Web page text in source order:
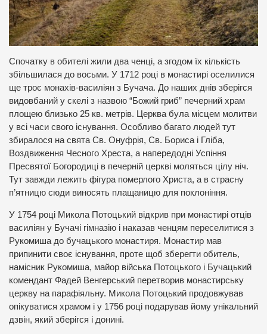
Спочатку в обителі жили два ченці, а згодом їх кількість
збільшилася до восьми. У 1712 році в монастирі оселилися
ще троє монахів-василіян з Бучача. До наших днів зберігся
видовбаний у скелі з назвою “Божий гриб” печерний храм
площею близько 25 кв. метрів. Церква була місцем молитви
у всі часи свого існування. Особливо багато людей тут
збиралося на свята Св. Онуфрія, Св. Бориса і Гліба,
Воздвиження Чесного Хреста, а напередодні Успіння
Пресвятої Богородиці в печерній церкві моляться цілу ніч.
Тут завжди лежить фігура померлого Христа, а в страсну
п’ятницю сюди виносять плащаницю для поклоніння.
У 1754 році Микола Потоцький відкрив при монастирі отців
василіян у Бучачі гімназію і наказав ченцям переселитися з
Рукомиша до бучацького монастиря. Монастир мав
припинити своє існування, проте щоб зберегти обитель,
намісник Рукомиша, майор війська Потоцького і Бучацький
комендант Фадей Венгерський перетворив монастирську
церкву на парафіяльну. Микола Потоцький продовжував
опікуватися храмом і у 1756 році подарував йому унікальний
дзвін, який зберігся і донині.